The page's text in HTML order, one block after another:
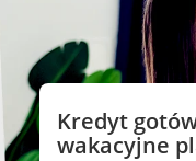
Kredyt
wakacyjne